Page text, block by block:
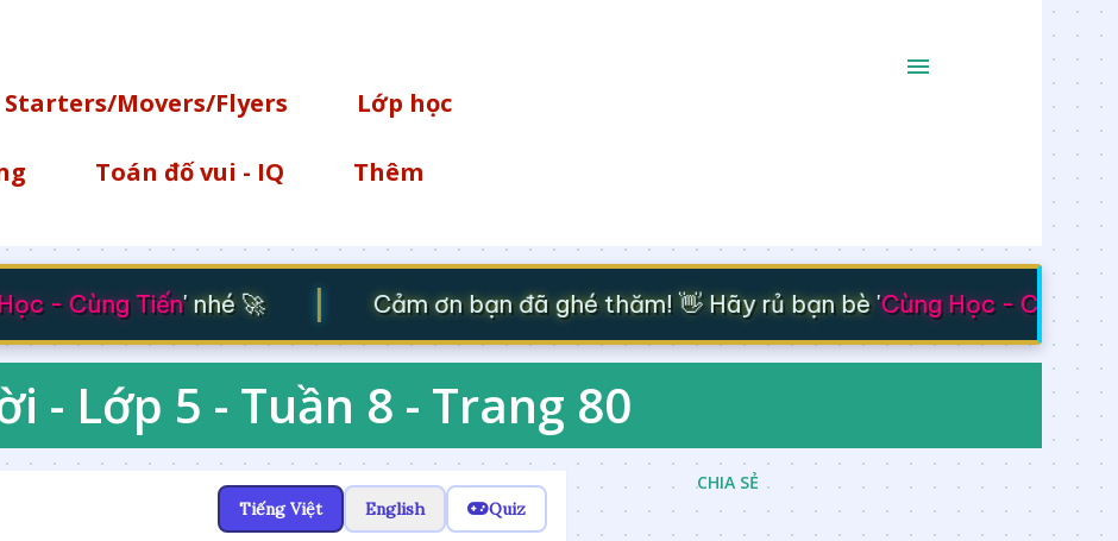
Starters/Movers/Flyers Lớp học
Toán đố vui - IQ Thêm
- Cùng Tiến' nhé 🚀 Cảm ơn bạn đã ghé thăm! 👋 Hãy rủ bạn bè 'Cùng Học - Cùng Tiến
- Lớp 5 - Tuần 8 - Trang 80
Tiếng Việt English Quiz
CHIA SẺ